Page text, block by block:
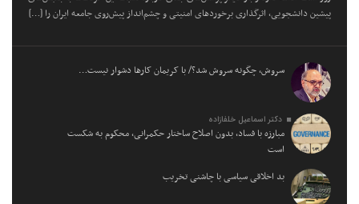
پیشین دانشجویی، اثرگذاری برخورد‌های امنیتی و چشم‌انداز پیش‌روی جامعه ایران را […]
سروش، چگونه سروش شد؟/ با کریمان کارها دشوار نیست…
دکتر اسماعیل خلفازاده
مبارزه با فساد، بدون اصلاح ساختار حکمرانی، محکوم به شکست
است
بد اخلاقی سیاسی با چاشنی تخریب